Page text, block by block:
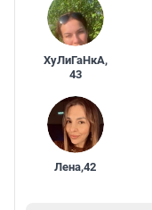
ХуЛиГаНкА,
43
Лена,42